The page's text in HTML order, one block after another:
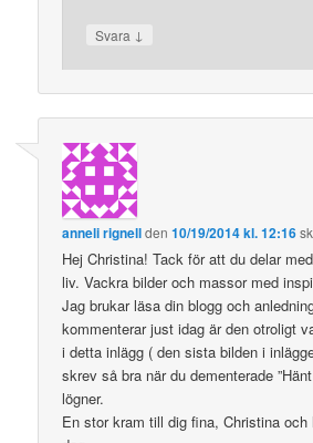
Svara ↓
anneli rignellden10/19/2014 kl. 12:16
Hej Christina! Tack för att du delar
liv. Vackra bilder och massor med
Jag brukar läsa din blogg och
kommenterar just idag är den otroligt
i detta inlägg ( den sista bilden i
skrev så bra när du dementerade
lögner.
En stor kram till dig fina, Christina och